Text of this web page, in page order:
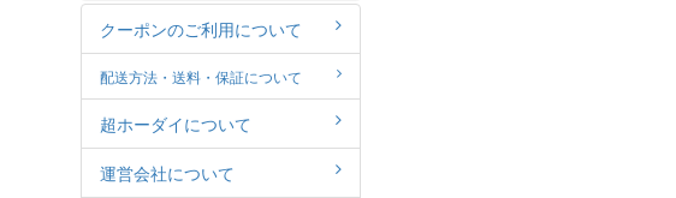
クーポンのご利用について
配送方法・送料・保証について
超ホーダイについて
運営会社について